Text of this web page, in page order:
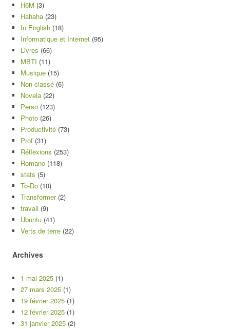
H6M (3)
Hahaha (23)
In English (18)
Informatique et Internet (95)
Livres (66)
MBTI (11)
Musique (15)
Non classé (6)
Novela (22)
Perso (123)
Photo (26)
Productivité (73)
Prof (31)
Réflexions (253)
Romano (118)
stats (5)
To-Do (10)
Transformer(2)
travail (9)
Ubuntu (41)
Verts de terre (22)
Archives
1 mai 2025 (1)
27 mars 2025 (1)
19 février 2025 (1)
12 février 2025 (1)
31 janvier 2025 (2)